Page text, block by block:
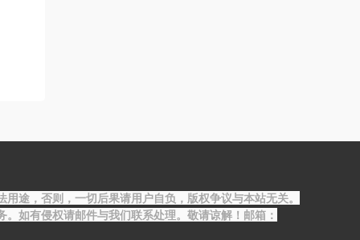
途，否则，一切后果请用户自负，版权争议与本站无关。
如有侵权请邮件与我们联系处理。敬请谅解！邮箱：